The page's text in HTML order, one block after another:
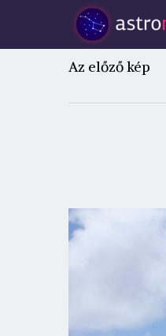
Az előző kép